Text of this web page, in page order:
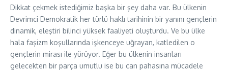
Dikkat çekmek istediğimiz başka bir şey daha var. Bu ülkenin
Devrimci Demokratik her türlü haklı tarihinin bir yanını gençlerin
dinamik, eleştiri bilinci yüksek faaliyeti oluşturdu. Ve bu ülke
hala faşizm koşullarında işkenceye uğrayan, katledilen o
gençlerin mirası ile yürüyor. Eğer bu ülkenin insanları
gelecekten bir parça umutlu ise bu can pahasına mücadele